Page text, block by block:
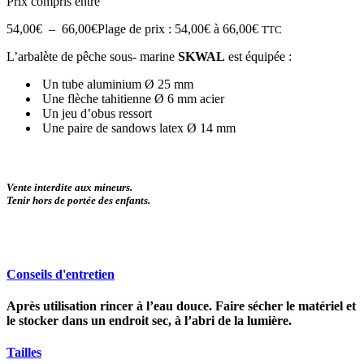
54,00€ – 66,00€Plage de prix : 54,00€ à 66,00€ TTC
L’arbalète de pêche sous- marine SKWAL est équipée :
Un tube aluminium Ø 25 mm
Une flèche tahitienne Ø 6 mm acier
Un jeu d’obus ressort
Une paire de sandows latex Ø 14 mm
Vente interdite aux mineurs.
Tenir hors de portée des enfants.
Conseils d'entretien
Après utilisation rincer à l’eau douce. Faire sécher le matériel et
le stocker dans un endroit sec, à l’abri de la lumière.
Tailles